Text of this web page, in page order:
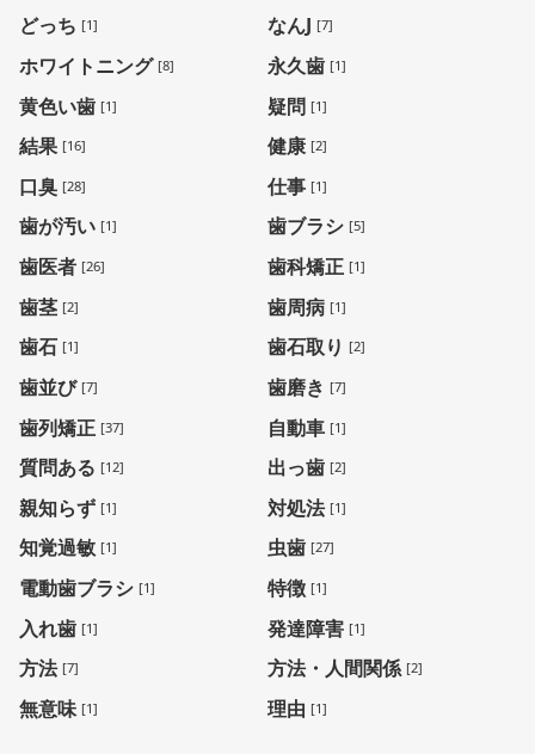
どっち [1] なんJ [7]
ホワイトニング [8] 永久歯 [1]
黄色い歯 [1] 疑問 [1]
結果 [16] 健康 [2]
口臭 [28] 仕事 [1]
歯が汚い [1] 歯ブラシ [5]
歯医者 [26] 歯科矯正 [1]
歯茎 [2] 歯周病 [1]
歯石 [1] 歯石取り [2]
歯並び [7] 歯磨き [7]
歯列矯正 [37] 自動車 [1]
質問ある [12] 出っ歯 [2]
親知らず [1] 対処法 [1]
知覚過敏 [1] 虫歯 [27]
電動歯ブラシ [1] 特徴 [1]
入れ歯 [1] 発達障害 [1]
方法 [7] 方法・人間関係 [2]
無意味 [1] 理由 [1]